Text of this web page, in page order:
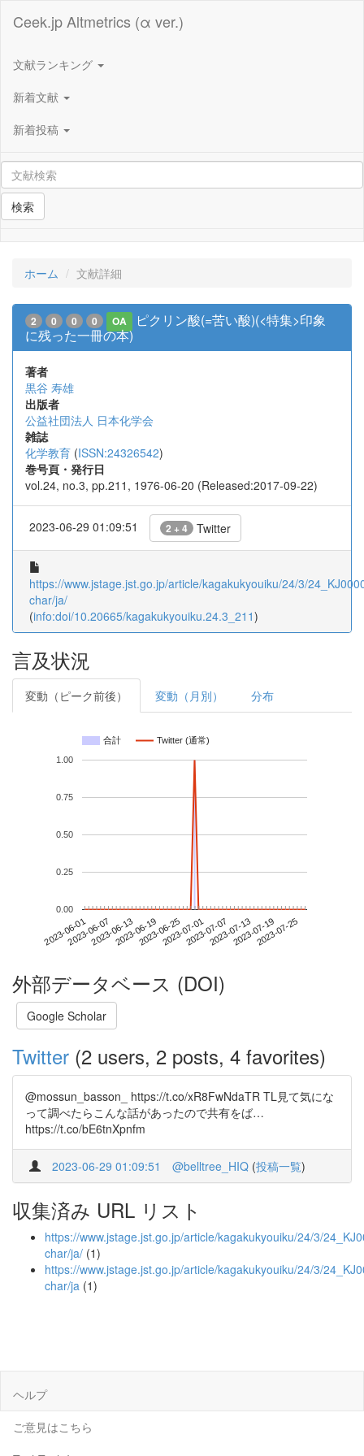
Ceek.jp Altmetrics (α ver.)
文献ランキング
新着文献
新着投稿
検索
ホーム 文献詳細
2 0 0 0 OA
ピクリン酸(=苦い酸)(<特集>印象
に残った一冊の本)
著者
黒谷 寿雄
出版者
公益社団法人 日本化学会
雑誌
化学教育 (ISSN:24326542)
巻号頁・発行日
vol.24, no.3, pp.211, 1976-06-20 (Released:2017-09-22)
2023-06-29 01:09:51 2 + 4 Twitter
https://www.jstage.jst.go.jp/article/kagakukyouiku/24/3/
char/ja/
(info:doi/10.20665/kagakukyouiku.24.3_211)
言及状況
変動（ピーク前後） 変動（月別） 分布
合計 Twitter (通常)
2023-06-012023-06-072023-06-132023-06-192023-06-252023-07-012023-07-072023-07-132023-07-192023-07-25
0.00
0.25
0.50
0.75
1.00
外部データベース (DOI)
Google Scholar
Twitter (2 users, 2 posts, 4 favorites)
@mossun_basson_ https://t.co/xR8FwNdaTR TL見て気にな
って調べたらこんな話があったので共有をば…
https://t.co/bE6tnXpnfm
2023-06-29 01:09:51 @belltree_HIQ (投稿一覧)
収集済み URL リスト
https://www.jstage.jst.go.jp/article/kagakukyouiku/24/3/
char/ja/ (1)
https://www.jstage.jst.go.jp/article/kagakukyouiku/24/3/
char/ja (1)
ヘルプ
ご意見はこちら